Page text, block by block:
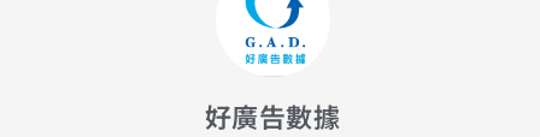
好廣告數據